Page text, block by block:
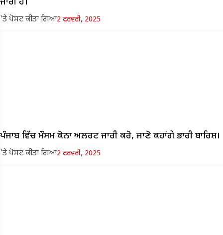
'ਤੇ ਪੋਸਟ ਕੀਤਾ ਗਿਆ2 ਫਰਵਰੀ, 2025
ਪੰਜਾਬ ਵਿੱਚ ਮੌਸਮ ਕੋਨਾ ਅਲਰਟ ਜਾਰੀ ਕਰੋ, ਜਾਣੋ ਕਹਾਂਗੇ ਭਾਰੀ ਬਾਰਿਸ਼।
'ਤੇ ਪੋਸਟ ਕੀਤਾ ਗਿਆ2 ਫਰਵਰੀ, 2025